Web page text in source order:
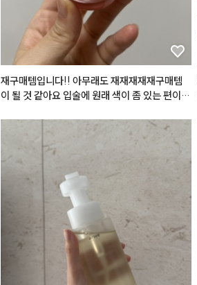
재구매템입니다!! 아무래도 재재재재재구매템
이 될 것 같아요 입술에 원래 색이 좀 있는 편이라
오는데 이 립을 베이스네 깔고 다른 립 레이어드
하면 너무 맘에드는 색이 됩니다ㅠㅠ 특히 누드
립 완전 추천추처처천